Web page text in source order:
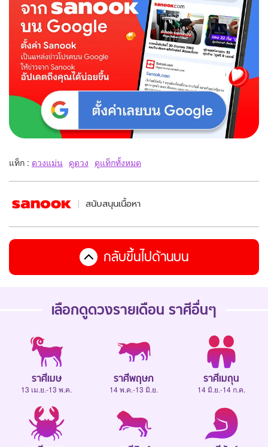
แท็ก : ดวงแม่น ดูดวง ดูแท็กทั้งหมด
สนับสนุนเนื้อหา
กลับขึ้นไปด้านบน
เลือกดูดวงรายเดือน ราศีอื่นๆ
ราศีเมษ
13 เม.ย.-13 พ.ค.
ราศีพฤษภ
14 พ.ค.-13 มิ.ย.
ราศีเมถุน
14 มิ.ย.-14 ก.ค.